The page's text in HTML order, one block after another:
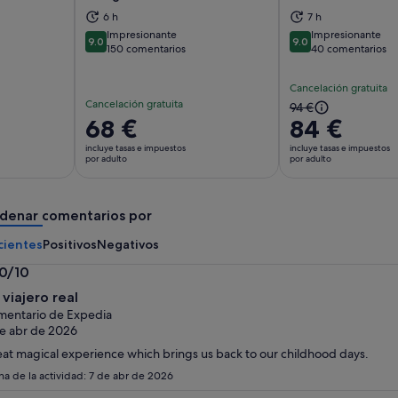
en una pestaña nueva
6 h
9.09.0 sobre 10
Impresionante
150 comentarios
Cancelación gratuita
El
precio
es
por
68 €
incluye tasas e impuestos
por adulto
Se abre en una pestaña nueva
7 h
9.09.0 sobre 10
Impresionante
40 comentarios
Cancelación gratuita
El
precio
anterior
era
adulto
94 €
84 €
incluye tasas e impuestos
por adulto
comentarios por
PositivosNegativos
10
viajero real
de Expedia
abr de 2026
magical experience which brings us back to our childhood days.
de la actividad: 7 de abr de 2026